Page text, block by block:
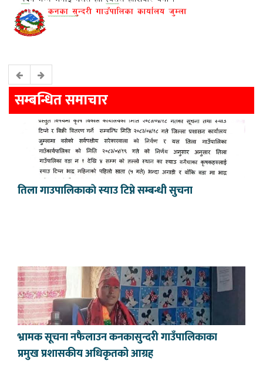
सम्बन्धित समाचार
तिला गाउपालिकाकाे स्याउ टिप्ने सम्बन्धी सुचना
भ्रामक सूचना नफैलाउन कनकासुन्दरी गाउँपालिकाका
प्रमुख प्रशासकीय अधिकृतको आग्रह